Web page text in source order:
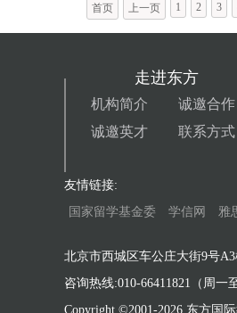
3
2
1
上一页
首页
走进东方
机构简介
诚邀合作
诚邀英才
联系方式
友情链接:
国家留学基金委
学信网 雅
北京市西城区车公庄大街9号A3
咨询热线:010-66411821（周一
Copyright ©2001-2026 东方国